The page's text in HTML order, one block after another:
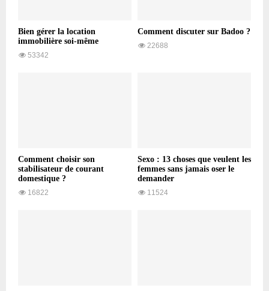
Bien gérer la location
immobilière soi-même
53342
Comment discuter sur Badoo ?
22688
Comment choisir son
stabilisateur de courant
domestique ?
16822
Sexo : 13 choses que veulent les
femmes sans jamais oser le
demander
11524